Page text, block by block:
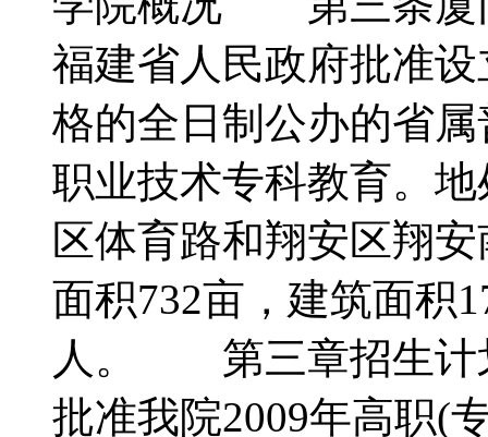
福建省人民政府批准
格的全日制公办的省
职业技术专科教育。
区体育路和翔安区翔
面积732亩，建筑面积
人。 第三章招生
批准我院2009年高职(